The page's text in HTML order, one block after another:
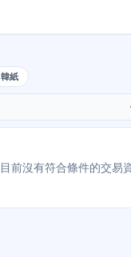
韓紙
目前沒有符合條件的交易